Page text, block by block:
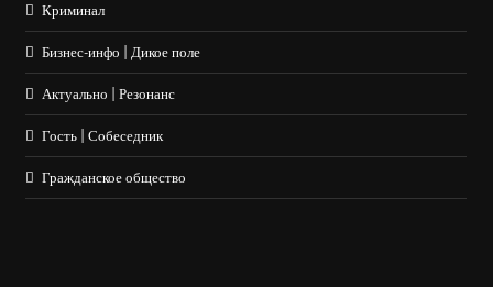
Криминал
Бизнес-инфо | Дикое поле
Актуально | Резонанс
Гость | Собеседник
Гражданское общество